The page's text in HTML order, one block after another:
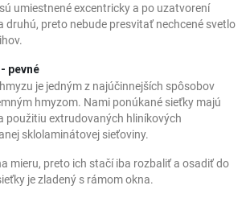
umiestnené excentricky a po uzatvorení
druhú, preto nebude presvitať nechcené svetlo
pevné
je jedným z najúčinnejších spôsobov
hmyzom. Nami ponúkané sieťky majú
použitiu extrudovaných hliníkových
sklolaminátovej sieťoviny.
mieru, preto ich stačí iba rozbaliť a osadiť do
je zladený s rámom okna.